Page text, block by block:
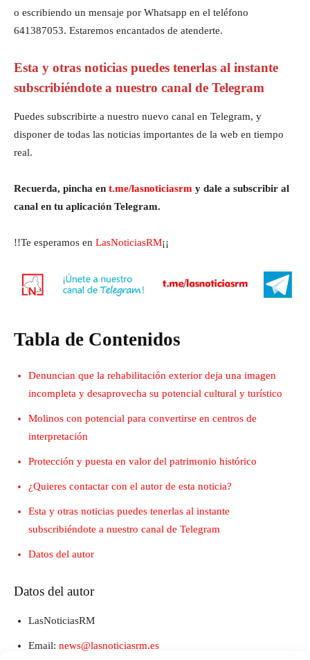
o escribiendo un mensaje por Whatsapp en el teléfono
641387053. Estaremos encantados de atenderte.
Esta y otras noticias puedes tenerlas al instante
subscribiéndote a nuestro canal de Telegram
Puedes subscribirte a nuestro nuevo canal en Telegram, y
disponer de todas las noticias importantes de la web en tiempo
real.
Recuerda, pincha en t.me/lasnoticiasrm y dale a subscribir al
canal en tu aplicación Telegram.
!!Te esperamos en LasNoticiasRM¡¡
Tabla de Contenidos
Denuncian que la rehabilitación exterior deja una imagen
incompleta y desaprovecha su potencial cultural y turístico
Molinos con potencial para convertirse en centros de
interpretación
Protección y puesta en valor del patrimonio histórico
¿Quieres contactar con el autor de esta noticia?
Esta y otras noticias puedes tenerlas al instante
subscribiéndote a nuestro canal de Telegram
Datos del autor
Datos del autor
LasNoticiasRM
Email: news@lasnoticiasrm.es